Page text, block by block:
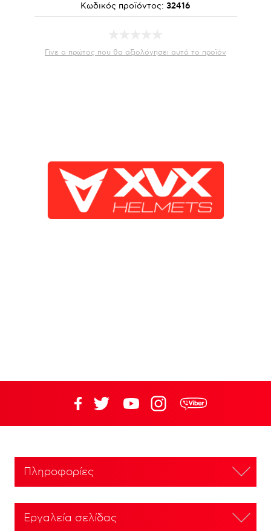
Κωδικός προϊόντος: 32416
Γίνε ο πρώτος που θα αξιολόγησει αυτό το προϊόν
Πληροφορίες
Εργαλεία σελίδας